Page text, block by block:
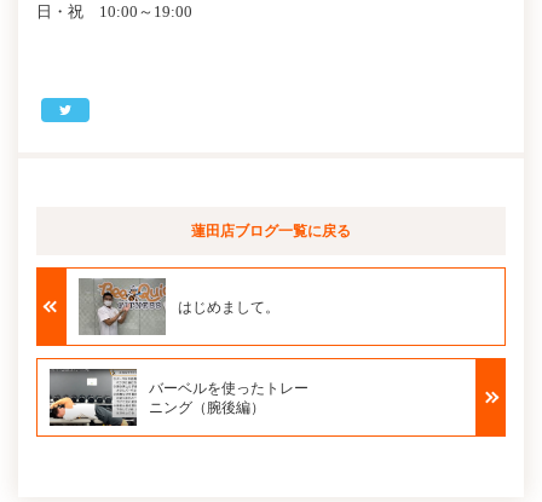
日・祝 10:00～19:00
蓮田店ブログ一覧に戻る
はじめまして。
バーベルを使ったトレー
ニング（腕後編）